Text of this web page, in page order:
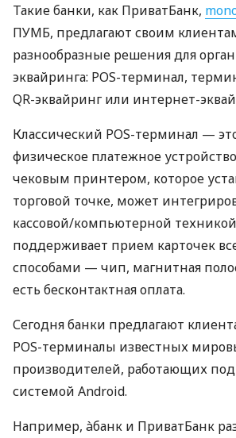
Такие банки, как ПриватБанк,
ПУМБ, предлагают своим
разнообразные решения для
эквайринга: POS-терминал,
QR-эквайринг или интернет-
Классический POS-терминал —
физическое платежное
чековым принтером, которое
торговой точке, может
кассовой/компьютерной
поддерживает прием карточек
способами — чип, магнитная
есть бесконтактная оплата.
Сегодня банки предлагают
POS-терминалы известных
производителей, работающих
системой Android.
Например, àбанк и ПриватБанк